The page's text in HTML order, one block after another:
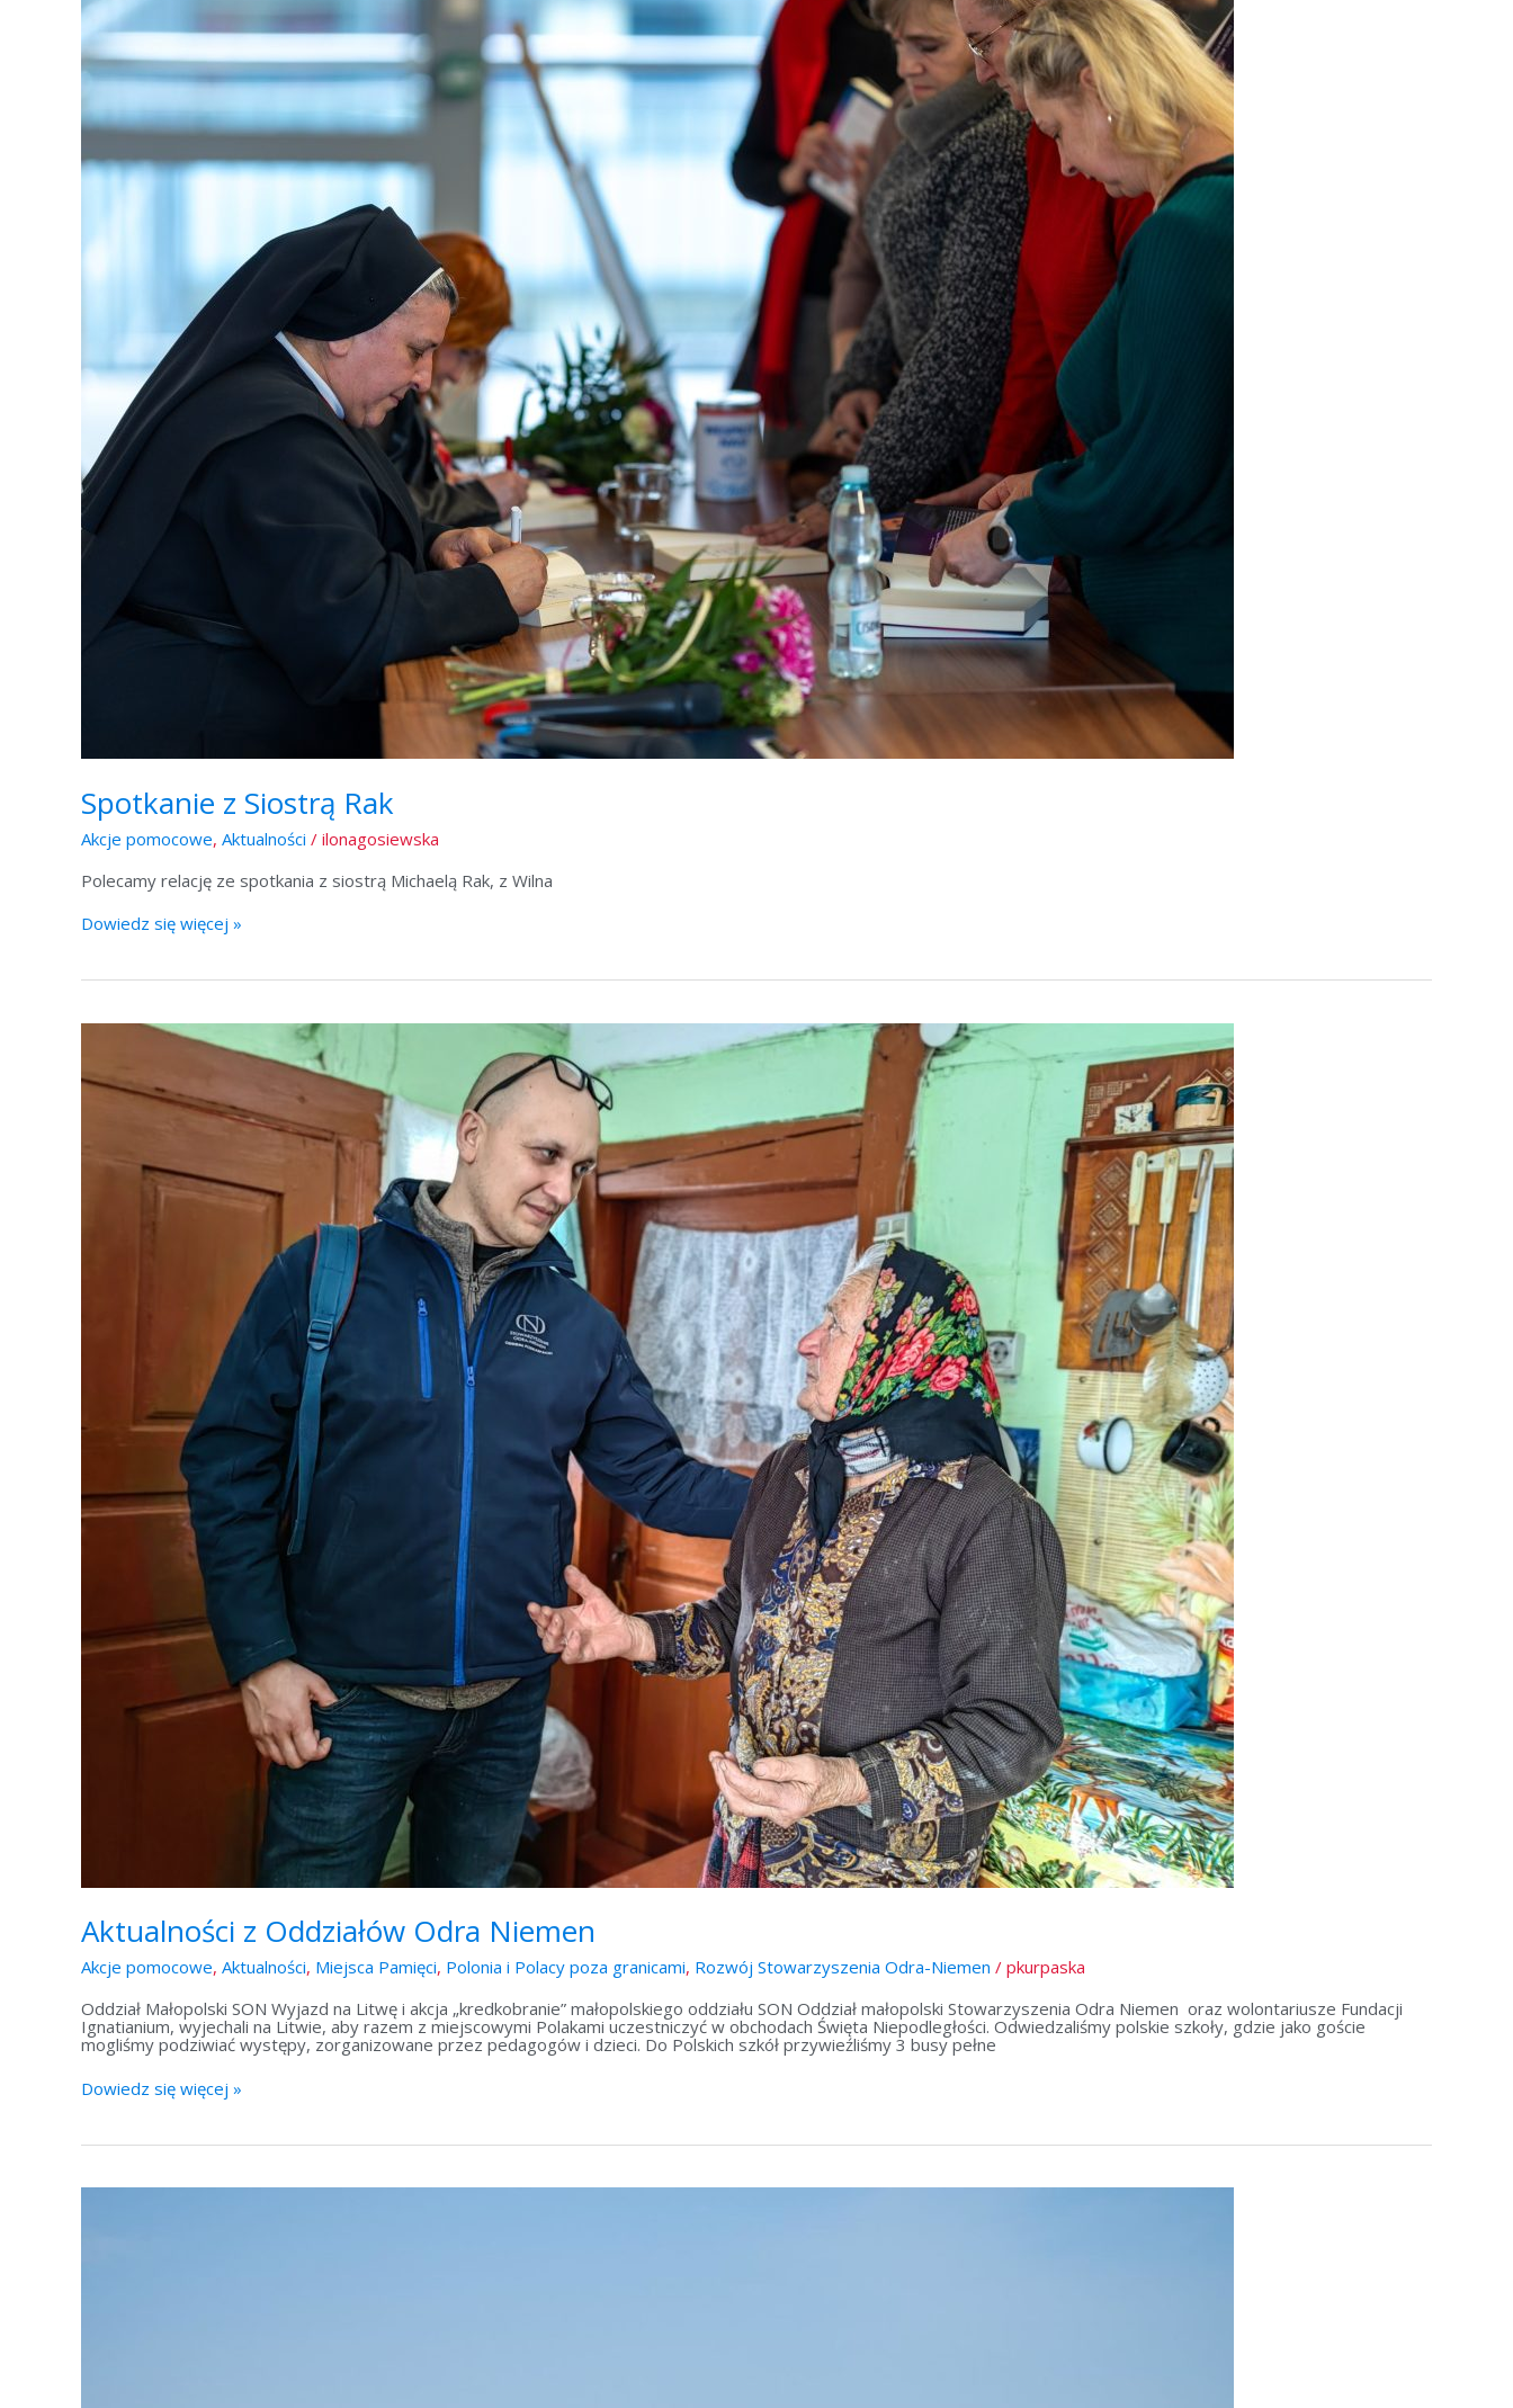
Spotkanie z Siostrą Rak
Akcje pomocowe, Aktualności / ilonagosiewska
Polecamy relację ze spotkania z siostrą Michaelą Rak, z Wilna
Dowiedz się więcej »
Aktualności z Oddziałów Odra Niemen
Akcje pomocowe, Aktualności, Miejsca Pamięci, Polonia i Polacy poza granicami, Rozwój Stowarzyszenia Odra-Niemen / pkurpaska
Oddział Małopolski SON Wyjazd na Litwę i akcja „kredkobranie” małopolskiego oddziału SON Oddział małopolski Stowarzyszenia Odra Niemen oraz wolontariusze Fundacji
Ignatianium, wyjechali na Litwie, aby razem z miejscowymi Polakami uczestniczyć w obchodach Święta Niepodległości. Odwiedzaliśmy polskie szkoły, gdzie jako goście
mogliśmy podziwiać występy, zorganizowane przez pedagogów i dzieci. Do Polskich szkół przywieźliśmy 3 busy pełne
Aktualności
Odra
Niemen
Dowiedz się więcej »